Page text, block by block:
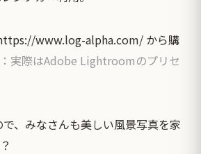
www.log-alpha.com/ から購
：実際はAdobe Lightroomのプリセ
、みなさんも美しい風景写真を家